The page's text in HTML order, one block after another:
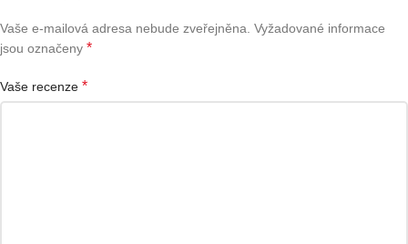
Vaše e-mailová adresa nebude zveřejněna. Vyžadované informace
jsou označeny *
Vaše recenze *